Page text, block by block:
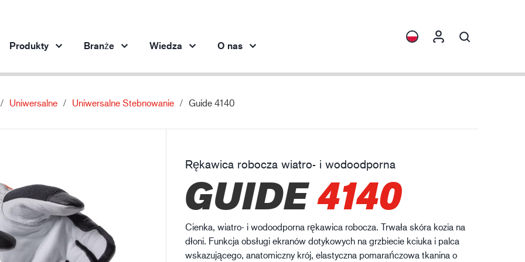
Produkty
Przemysł naftowo-gazowy
Budownictwo
Logistyka
HXFIBR™
SPARX™
XLNT™
Branże
Przemysł maszynowy
Wiedza O nas
Uniwersalne Uniwersalne Stebnowanie Guide 4140
Rękawica robocza wiatro- i wodoodporna
GUIDE4140
Cienka, wiatro- i wodoodporna rękawica robocza. Trwała skóra kozia na
dłoni. Funkcja obsługi ekranów dotykowych na grzbiecie kciuka i palca
wskazującego, anatomiczny krój, elastyczna pomarańczowa tkanina o